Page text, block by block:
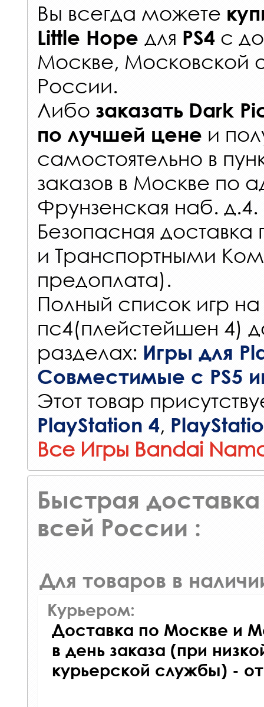
Вы всегда можете
Little Hope для PS4 с
Москве, Московской
России.
Либо заказать Dark
по лучшей цене и
самостоятельно в
заказов в Москве по
Фрунзенская наб. д.4.
Безопасная
и Транспортными
предоплата).
Полный список игр на
пс4(плейстейшен 4)
разделах: Игры для
Совместимые с PS5
Этот товар
PlayStation 4,
Все Игры Bandai
Быстрая доставка
всей России :
Для товаров в
Курьером:
Доставка по Москве и
в день заказа (при
курьерской службы) -